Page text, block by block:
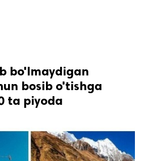
bo'lmaydigan
bosib o'tishga
ta piyoda